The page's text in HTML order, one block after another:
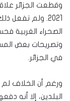
وقطعت الجزائر
2021. ولم
الصحراء الغربية
وتصريحات بعض
في الجزائر.
ورغم أن الخلاف
البلدين، إلا أنه